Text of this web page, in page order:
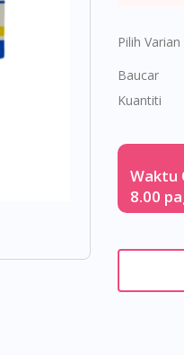
Pilih Varian
Baucar
Kuantiti
Waktu
8.00